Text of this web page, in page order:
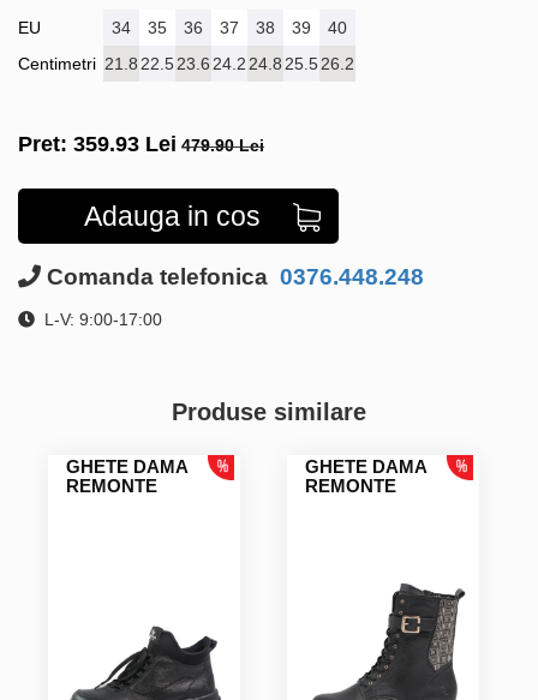
EU
Centimetri
34 35 36 37 38 39
40
21.8 22.523.6 24.2 24.8 25.526.2
Pret: 359.93 Lei 479.90 Lei
Adauga in cos
Comanda telefonica 0376.448.248
L-V: 9:00-17:00
Produse similare
GHETE DAMA
REMONTE
GHETE DAMA
REMONTE